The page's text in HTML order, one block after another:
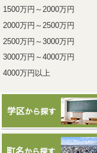
1500万円～2000万円
2000万円～2500万円
2500万円～3000万円
3000万円～4000万円
4000万円以上